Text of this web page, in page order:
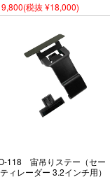
(税抜 ¥18,000)
118 宙吊りステー（セー
ィレーダー 3.2インチ用）